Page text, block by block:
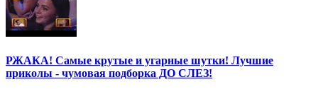
РЖАКА! Самые крутые и угарные шутки! Лучшие
приколы - чумовая подборка ДО СЛЕЗ!